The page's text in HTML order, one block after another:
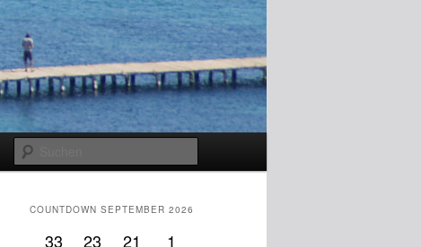
COUNTDOWN SEPTEMBER 2026
33 23 21 1